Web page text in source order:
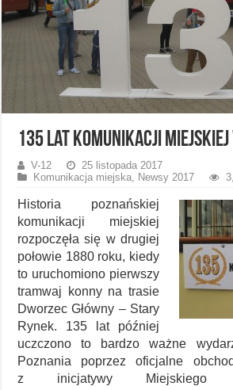
135 lat komunikacji miejskiej
V-12
25 listopada 2017
Komunikacja miejska, Newsy 2017
Historia poznańskiej
komunikacji miejskiej
rozpoczęła się w drugiej
połowie 1880 roku, kiedy
to uruchomiono pierwszy
tramwaj konny na trasie
Dworzec Główny – Stary
Rynek. 135 lat później
uczczono to bardzo ważne
Poznania poprzez oficjalne
z inicjatywy Miejskiego